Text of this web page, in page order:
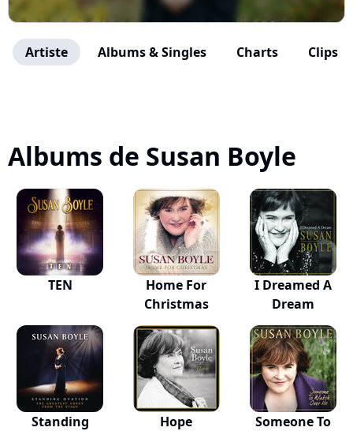
Artiste Albums & Singles Charts Clips
Albums de Susan Boyle
TEN
Home For
Christmas
I Dreamed A
Dream
Standing
Hope
Someone To